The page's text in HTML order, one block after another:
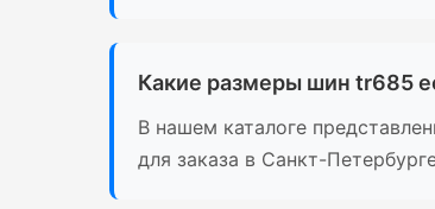
Какие размеры шин tr685
В нашем каталоге
для заказа в Санкт-